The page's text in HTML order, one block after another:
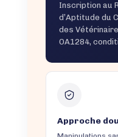
Inscription au
d’Aptitude du
des
OA1284,
Approche